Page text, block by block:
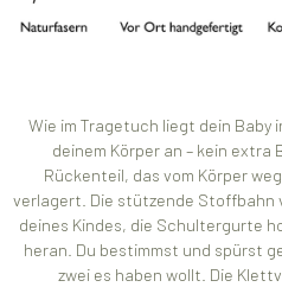
Wie im Tragetuch liegt dein Baby
deinem Körper an – kein
Rückenteil, das vom Körper
verlagert. Die stützende Stoffbahn
deines Kindes, die Schultergurte
heran. Du bestimmst und spürst
zwei es haben wollt. Die